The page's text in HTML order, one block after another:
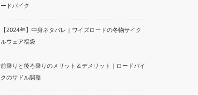
ードバイク
【2024年】中身ネタバレ｜ワイズロードの冬物サイク
ルウェア福袋
前乗りと後ろ乗りのメリット＆デメリット｜ロードバイ
クのサドル調整